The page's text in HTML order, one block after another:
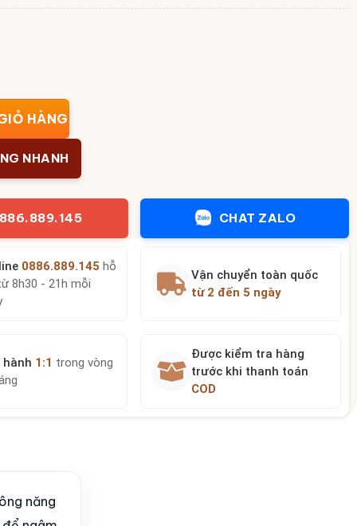
HÀNG
NHANH
CHAT ZALO
0886.889.145 hỗ
8h30 - 21h mỗi
Vận chuyển toàn quốc
từ 2 đến 5 ngày
hành 1:1 trong vòng
Được kiểm tra hàng
trước khi thanh toán
COD
năng